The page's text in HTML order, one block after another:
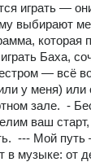
играть —
выбирают
которая
Баха,
— всё
у меня)
зале. -
ваш
--- Мой
в музыке: от